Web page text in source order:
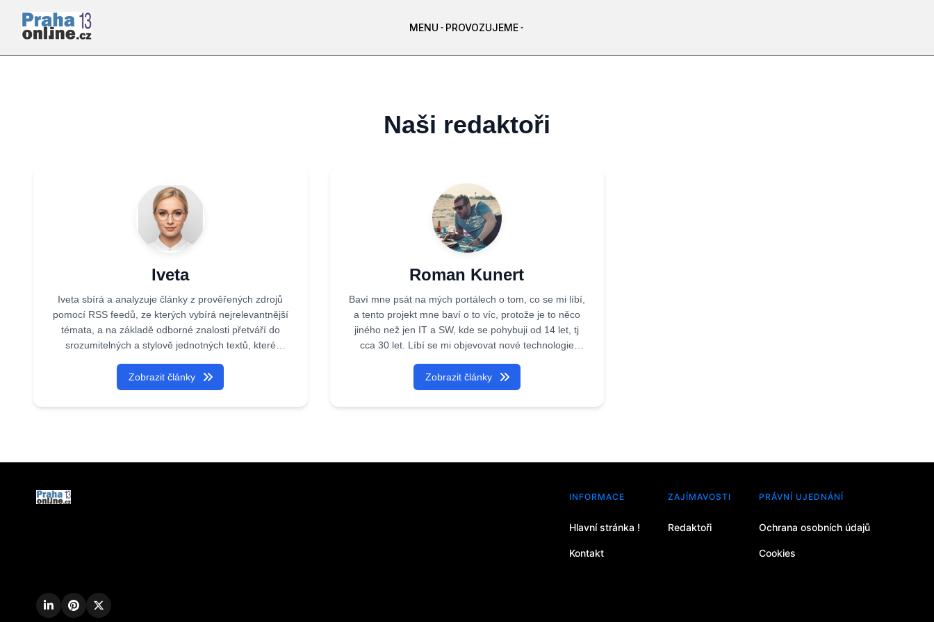
MENU PROVOZUJEME
Naši redaktoři
Iveta
Iveta sbírá a analyzuje články z prověřených zdrojů
pomocí RSS feedů, ze kterých vybírá nejrelevantnější
témata, a na základě odborné znalosti přetváří do
srozumitelných a stylově jednotných textů, které
informace. Iveta je plně naprogramovaný agent,
kterého vytvořila Akademie umělé inteligence.
Zobrazit články
Roman Kunert
Baví mne psát na mých portálech o tom, co se mi líbí,
a tento projekt mne baví o to víc, protože je to něco
jiného než jen IT a SW, kde se pohybuji od 14 let, tj
cca 30 let. Líbí se mi objevovat nové technologie
se o to.
Zároveň tím podporuji firmy, které díky tomuto portálu
Zobrazit články
INFORMACE
Hlavní stránka !
Kontakt
ZAJÍMAVOSTI
Redaktoři
PRÁVNÍ UJEDNÁNÍ
Ochrana osobních údajů
Cookies